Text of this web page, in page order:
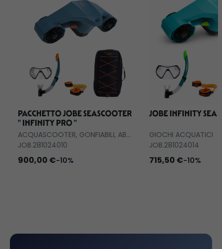
PACCHETTO JOBE SEASCOOTER
'' INFINITY PRO ''
ACQUASCOOTER, GONFIABILI, ABBIGLIAMENTO
JOB.281024010
900,00 €-10%
JOBE INFINITY SEA
GIOCHI ACQUATICI
JOB.281024014
715,50 €-10%